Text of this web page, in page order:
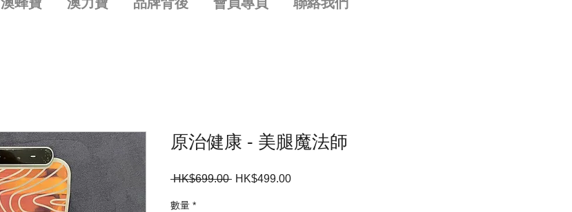
原治健康 - 美腿魔法師
HK$699.00 一HK$499.00促
數量 *